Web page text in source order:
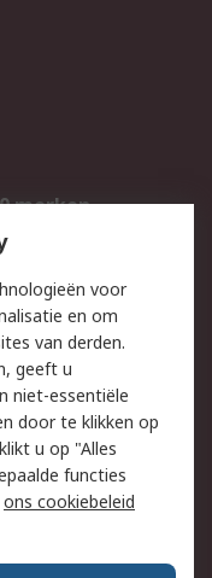
merken
veiligheid
voor
en om
van derden.
geeft u
niet-essentiële
door te klikken op
u op "Alles
functies
ons cookiebeleid